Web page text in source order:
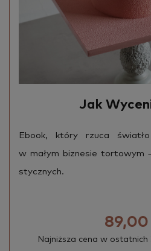
Jak
Ebook, który rzuca
w małym biz­ne­sie
stycz­nych.
89,00
Najniższa cena w